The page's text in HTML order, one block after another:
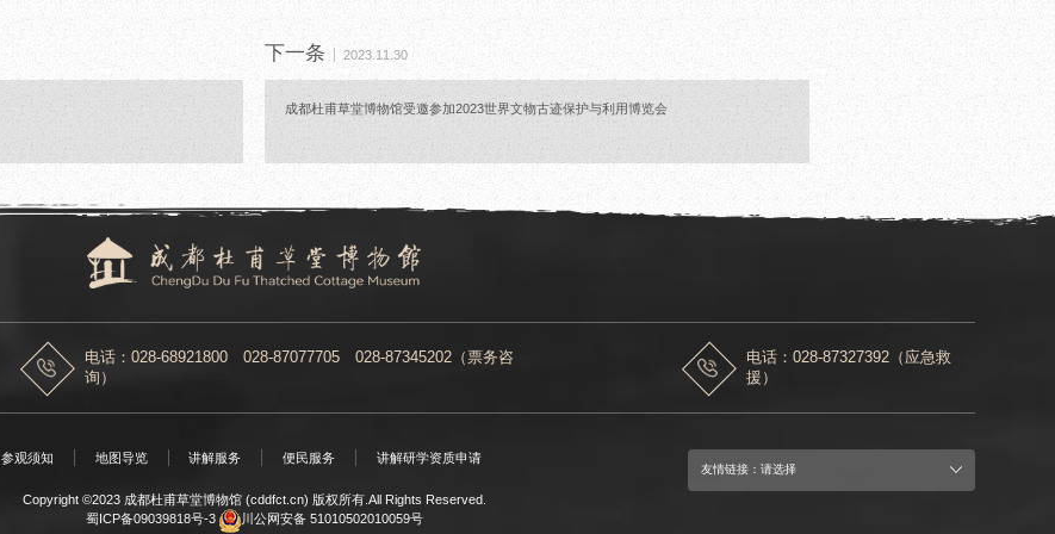
下一条 2023.11.30
成都杜甫草堂博物馆受邀参加2023世界文物古迹保护与利用博览会
电话：028-68921800 028-87077705 028-87345202（票务咨
询）
电话：028-87327392（应急救
援）
参观须知 地图导览 讲解服务 便民服务 讲解研学资质申请
友情链接：请选择
Copyright ©2023 成都杜甫草堂博物馆 (cddfct.cn) 版权所有.All Rights Reserved.
蜀ICP备09039818号-3
川公网安备 51010502010059号